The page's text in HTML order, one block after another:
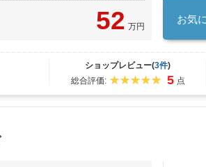
52 万円
お気
ショップレビュー(3件)
総合評価:
5 点